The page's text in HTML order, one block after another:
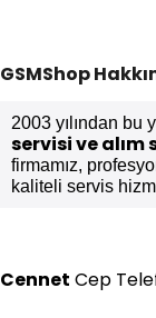
GSMShop
2003 yılından bu
servisi ve alım
firmamız,
kaliteli servis
Cennet Cep